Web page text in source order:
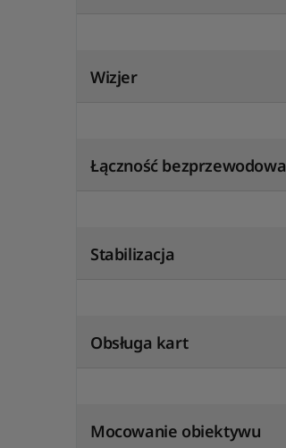
Wizjer
Łączność bezprzewodowa
Stabilizacja
Obsługa kart
Mocowanie obiektywu